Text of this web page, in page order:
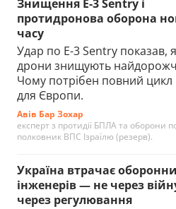
Знищення E-3 Sentry і
протидронова оборона
часу
Удар по E-3 Sentry показав,
дрони знищують
Чому потрібен повний цикл
для Європи.
Авів Бар Зохар
експерт з протидії БПЛА та оборони
полковник ВПС Ізраїлю (резерв).
Україна втрачає
інженерів — не через
через регулювання